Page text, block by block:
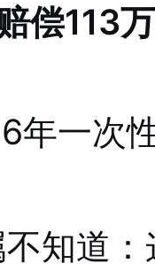
偿113
年一次
知道